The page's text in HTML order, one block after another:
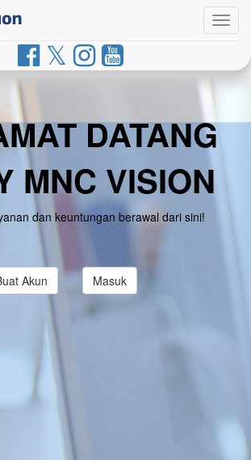
DATANG
MNC VISION
dan keuntungan berawal dari sini!
Akun Masuk